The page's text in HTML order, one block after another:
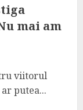
mai am
viitorul
putea...